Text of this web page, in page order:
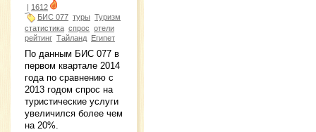
1612
БИС 077 туры Туризм
статистика спрос отели
рейтинг Тайланд Египет
По данным БИС 077 в
первом квартале 2014
года по сравнению с
2013 годом спрос на
туристические услуги
увеличился более чем
на 20%.